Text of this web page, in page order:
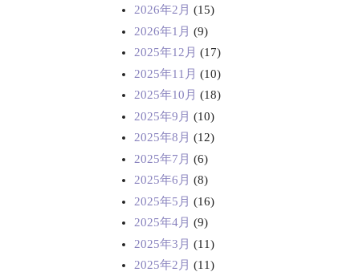
2026年2月 (15)
2026年1月 (9)
2025年12月 (17)
2025年11月 (10)
2025年10月 (18)
2025年9月 (10)
2025年8月 (12)
2025年7月 (6)
2025年6月 (8)
2025年5月 (16)
2025年4月 (9)
2025年3月 (11)
2025年2月 (11)